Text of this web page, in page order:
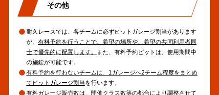
その他
耐久レースでは、各チームに必ずピットガレージ割当があります
が、 有料予約を行うことで、希望の場所や、希望の共同利用者同
士で優先的に配置します。
また、有料予約ピットは、使用期間中
の施錠が可能です。
有料予約を行わないチームは、1ガレージへ2チーム程度をまとめ
てピットガレージ割当を行います。
有料ガレージ販売数は、開催クラス数等の都合により調整させて